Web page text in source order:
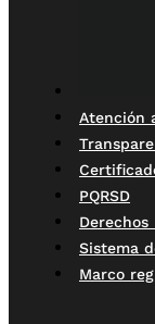
Atención
PQRSD
Derechos
Sistema
Marco